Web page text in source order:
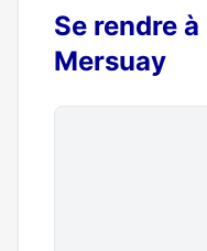
Se rendre
Mersuay